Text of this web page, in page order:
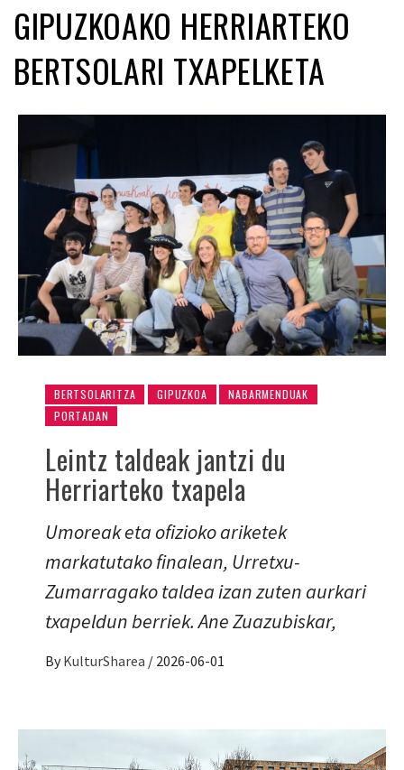
GIPUZKOAKO HERRIARTEKO
BERTSOLARI TXAPELKETA
BERTSOLARITZA GIPUZKOA
NABARMENDUAK
PORTADAN
Leintz taldeak jantzi du
Herriarteko txapela
Umoreak eta ofizioko ariketek
markatutako finalean, Urretxu-
Zumarragako taldea izan zuten aurkari
txapeldun berriek. Ane Zuazubiskar,
By KulturSharea / 2026-06-01